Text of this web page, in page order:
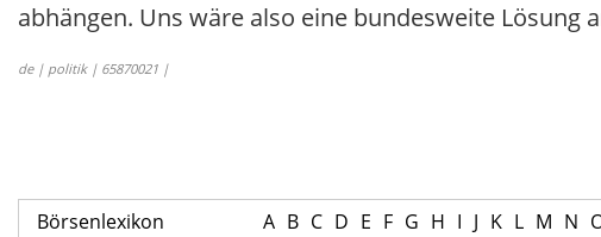
abhängen. Uns wäre also eine bundesweite Lösung
de | politik | 65870021 |
Börsenlexikon A B C D E F G H I J K L M N